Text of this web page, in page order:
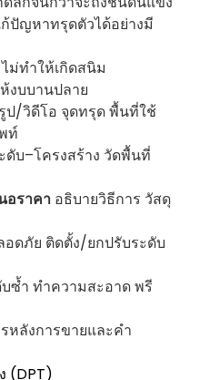
ปัญหาทรุดตัวได้อย่างมี
ม่ทำให้เกิดสนิม
งบบานปลาย
/วิดีโอ จุดทรุด พื้นที่ใช้
ท์
ดับ–โครงสร้าง วัดพื้นที่
อราคา อธิบายวิธีการ วัสดุ
ดภัย ติดตั้ง/ยกปรับระดับ
ซ้ำ ทำความสะอาด พรี
หลังการขายและคำ
(DPT)